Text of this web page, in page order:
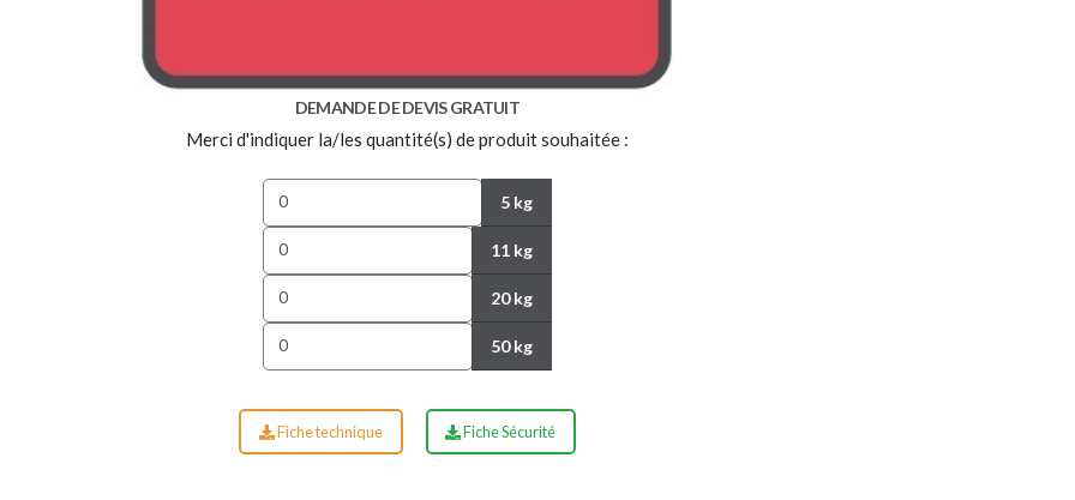
DEMANDE DE DEVIS GRATUIT
Merci d'indiquer la/les quantité(s) de produit souhaitée :
5 kg
11 kg
20 kg
50 kg
Fiche technique Fiche Sécurité